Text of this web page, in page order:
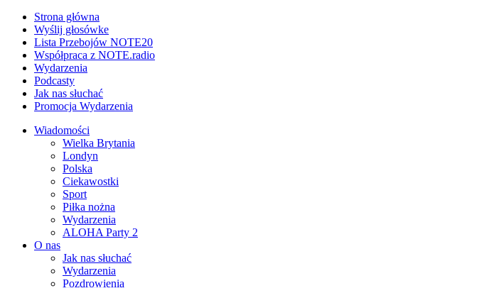
Strona główna
Wyślij głosówke
Lista Przebojów NOTE20
Współpraca z NOTE.radio
Wydarzenia
Podcasty
Jak nas słuchać
Promocja Wydarzenia
Wiadomości
Wielka Brytania
Londyn
Polska
Ciekawostki
Sport
Piłka nożna
Wydarzenia
ALOHA Party 2
O nas
Jak nas słuchać
Wydarzenia
Pozdrowienia